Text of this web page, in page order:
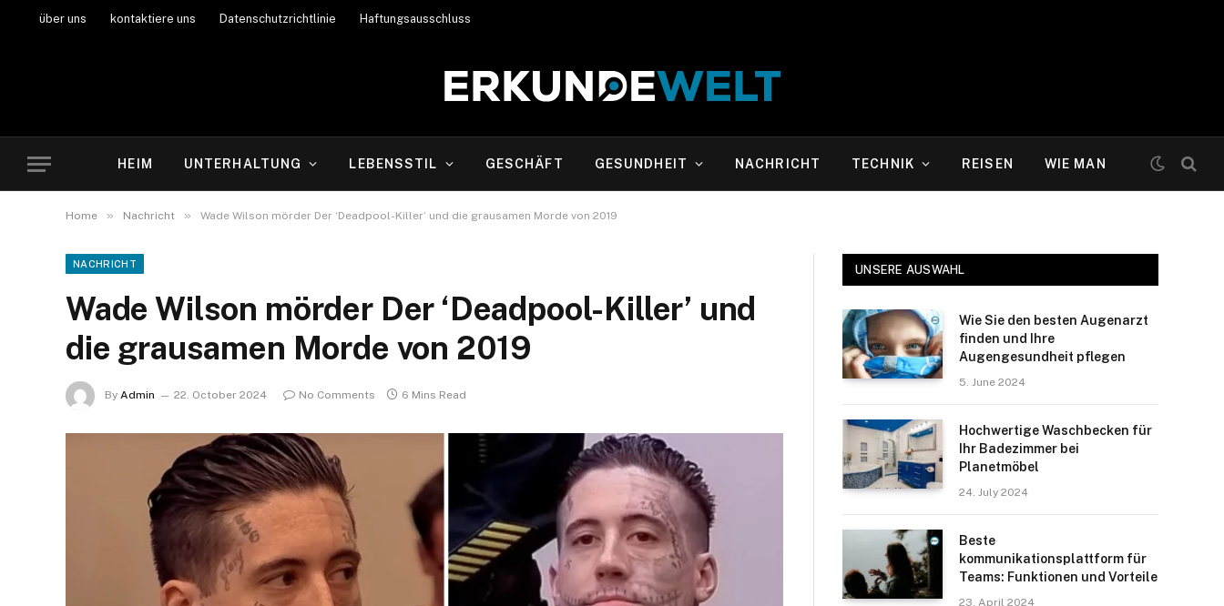
über uns kontaktiere uns Datenschutzrichtlinie Haftungsausschluss
HEIM UNTERHALTUNG LEBENSSTIL GESCHÄFT GESUNDHEIT NACHRICHT TECHNIK REISEN WIE MAN
Home » Nachricht » Wade Wilson mörder Der ‘Deadpool-Killer’ und die grausamen Morde von 2019
NACHRICHT
Wade Wilson mörder Der ‘Deadpool-Killer’ und
die grausamen Morde von 2019
By Admin 22. October 2024 No Comments 6 Mins Read
UNSERE AUSWAHL
Wie Sie den besten Augenarzt
finden und Ihre
Augengesundheit pflegen
5. June 2024
Hochwertige Waschbecken für
Ihr Badezimmer bei
Planetmöbel
24. July 2024
Beste
kommunikationsplattform für
Teams: Funktionen und Vorteile
23. April 2024